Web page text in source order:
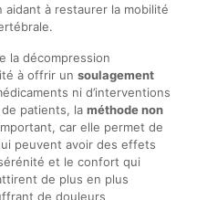
à restaurer la mobilité
la décompression
à offrir un soulagement
ni d’interventions
patients, la méthode non
car elle permet de
peuvent avoir des effets
et le confort qui
de plus en plus
de douleurs